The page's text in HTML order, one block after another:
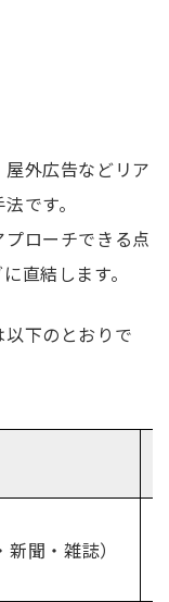
外広告などリア
です。
ローチできる点
直結します。
下のとおりで
聞・雑誌）